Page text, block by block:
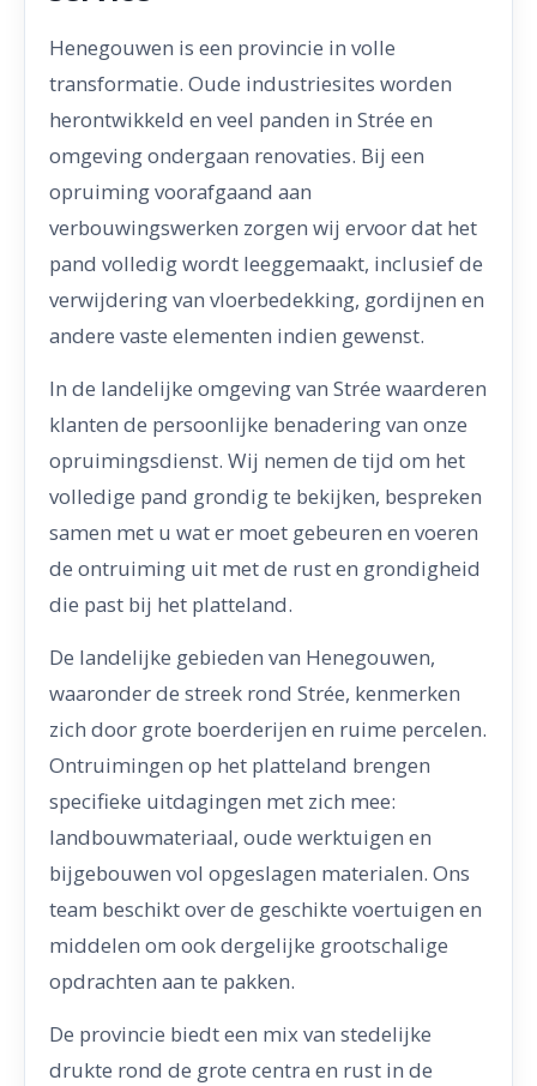
Henegouwen is een provincie in volle
transformatie. Oude industriesites worden
herontwikkeld en veel panden in Strée en
omgeving ondergaan renovaties. Bij een
opruiming voorafgaand aan
verbouwingswerken zorgen wij ervoor dat het
pand volledig wordt leeggemaakt, inclusief de
verwijdering van vloerbedekking, gordijnen en
andere vaste elementen indien gewenst.
In de landelijke omgeving van Strée waarderen
klanten de persoonlijke benadering van onze
opruimingsdienst. Wij nemen de tijd om het
volledige pand grondig te bekijken, bespreken
samen met u wat er moet gebeuren en voeren
de ontruiming uit met de rust en grondigheid
die past bij het platteland.
De landelijke gebieden van Henegouwen,
waaronder de streek rond Strée, kenmerken
zich door grote boerderijen en ruime percelen.
Ontruimingen op het platteland brengen
specifieke uitdagingen met zich mee:
landbouwmateriaal, oude werktuigen en
bijgebouwen vol opgeslagen materialen. Ons
team beschikt over de geschikte voertuigen en
middelen om ook dergelijke grootschalige
opdrachten aan te pakken.
De provincie biedt een mix van stedelijke
drukte rond de grote centra en rust in de